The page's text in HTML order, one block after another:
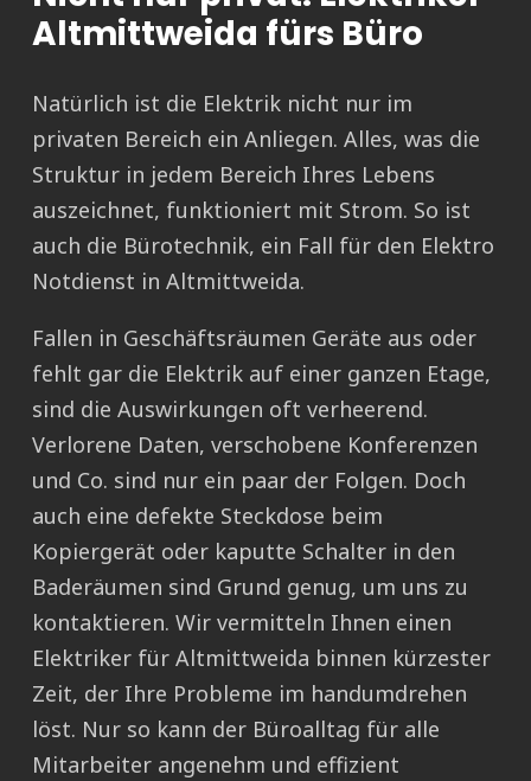
Altmittweida fürs Büro
Natürlich ist die Elektrik nicht nur im
privaten Bereich ein Anliegen. Alles, was die
Struktur in jedem Bereich Ihres Lebens
auszeichnet, funktioniert mit Strom. So ist
auch die Bürotechnik, ein Fall für den Elektro
Notdienst in Altmittweida.
Fallen in Geschäftsräumen Geräte aus oder
fehlt gar die Elektrik auf einer ganzen Etage,
sind die Auswirkungen oft verheerend.
Verlorene Daten, verschobene Konferenzen
und Co. sind nur ein paar der Folgen. Doch
auch eine defekte Steckdose beim
Kopiergerät oder kaputte Schalter in den
Baderäumen sind Grund genug, um uns zu
kontaktieren. Wir vermitteln Ihnen einen
Elektriker für Altmittweida binnen kürzester
Zeit, der Ihre Probleme im handumdrehen
löst. Nur so kann der Büroalltag für alle
Mitarbeiter angenehm und effizient